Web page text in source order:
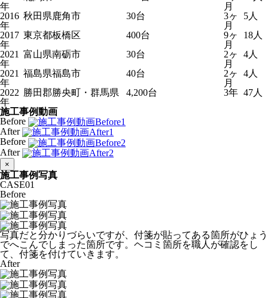
年
月
2016
年
秋田県鹿角市 30台
3ヶ
月
5人
2017
年
東京都板橋区 400台
9ヶ
月
18人
2021
年
富山県南砺市 30台
2ヶ
月
4人
2021
年
福島県福島市 40台
2ヶ
月
4人
2022
年
勝田郡勝央町・群馬県 4,200台 3年 47人
施工事例動画
Before
After
Before
After
×
施工事例写真
CASE01
Before
写真だと分かりづらいですが、付箋が貼ってある箇所がひょう
でへこんでしまった箇所です。ヘコミ箇所を職人が確認をし
て、付箋を付けていきます。
After